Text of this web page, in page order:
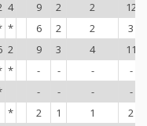
4 9 2 2 12
* 6 2 2 3
2 9 3 4 11
* - - - -
- - - -
* 2 1 1 2